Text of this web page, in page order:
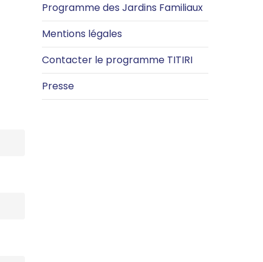
Programme des Jardins Familiaux
Mentions légales
Contacter le programme TITIRI
Presse